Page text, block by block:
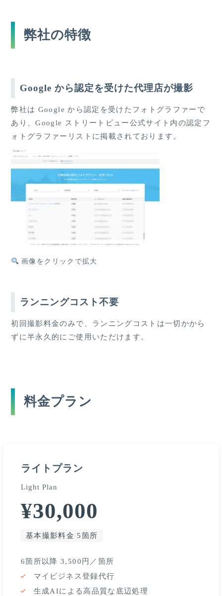
弊社の特徴
Google から認定を受けた代理店が撮影
弊社は Google から認定を受けたフォトグラファーで
あり、Google ストリートビュー公式サイト内の認定フ
ォトグラファーリスト に掲載されております。
画像をクリックで拡大
ランニングコスト不要
初回撮影料金のみで、ランニングコストは一切かから
ずに半永久的にご使用いただけます。
料金プラン
ライトプラン
Light Plan
¥30,000
基本撮影料金 5箇所
6箇所以降 3,500円／箇所
マイビジネス登録代行
生成AIによる高品質な底辺処理